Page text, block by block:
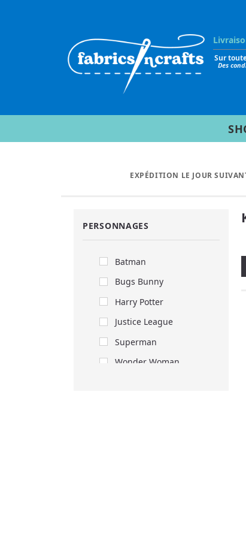
Sur
Des
EXPÉDITION LE JOUR
PERSONNAGES
Batman
Bugs Bunny
Harry Potter
Justice League
Superman
Wonder Woman